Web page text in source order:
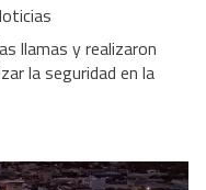
llamas y realizaron
la seguridad en la